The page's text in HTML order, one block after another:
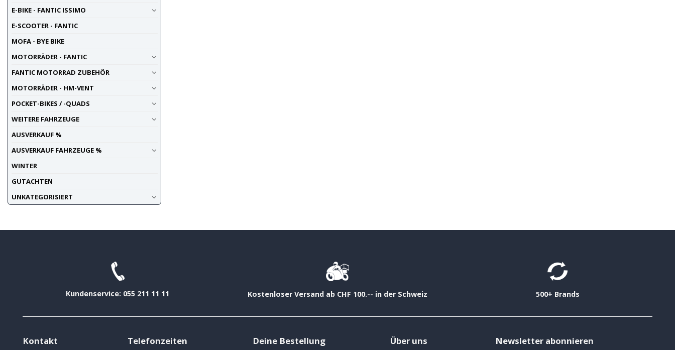
E-BIKE - FANTIC ISSIMO
E-SCOOTER - FANTIC
MOFA - BYE BIKE
MOTORRÄDER - FANTIC
FANTIC MOTORRAD ZUBEHÖR
MOTORRÄDER - HM-VENT
POCKET-BIKES / -QUADS
WEITERE FAHRZEUGE
AUSVERKAUF %
AUSVERKAUF FAHRZEUGE %
WINTER
GUTACHTEN
UNKATEGORISIERT
Kundenservice: 055 211 11 11 Kostenloser Versand ab CHF 100.-- in der Schweiz 500+ Brands
Kontakt Telefonzeiten Deine Bestellung Über uns Newsletter abonnieren